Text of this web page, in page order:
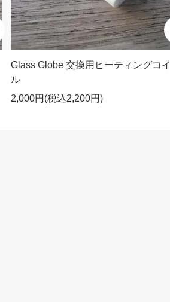
Glass Globe 交換用ヒーティングコイ
ル
2,000円(税込2,200円)